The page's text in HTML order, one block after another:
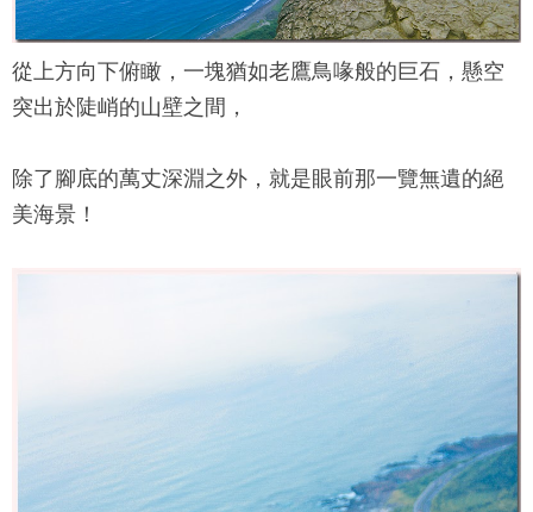
從上方向下俯瞰，一塊猶如老鷹鳥喙般的巨石，懸空
突出於陡峭的山壁之間，
除了腳底的萬丈深淵之外，就是眼前那一覽無遺的絕
美海景！